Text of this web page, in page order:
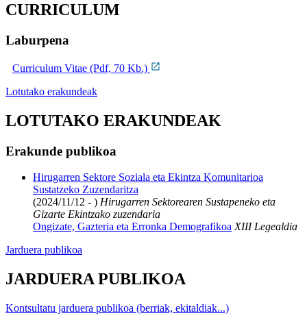
CURRICULUM
Laburpena
Curriculum Vitae (Pdf, 70 Kb.)
Lotutako erakundeak
LOTUTAKO ERAKUNDEAK
Erakunde publikoa
Hirugarren Sektore Soziala eta Ekintza Komunitarioa
Sustatzeko Zuzendaritza
(2024/11/12 - ) Hirugarren Sektorearen Sustapeneko eta
Gizarte Ekintzako zuzendaria
Ongizate, Gazteria eta Erronka Demografikoa XIII Legealdia
Jarduera publikoa
JARDUERA PUBLIKOA
Kontsultatu jarduera publikoa (berriak, ekitaldiak...)